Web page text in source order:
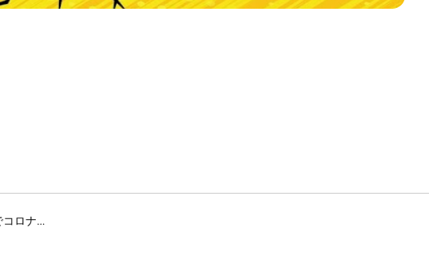
【再投稿】ものまねJAPAN2020！ものまね芸人36人でコロナに負けるな！